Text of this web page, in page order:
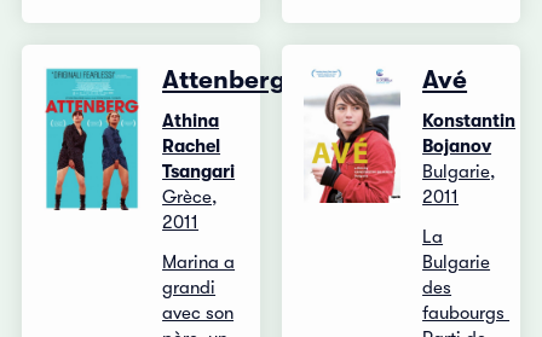
Attenberg
Athina
Rachel
Tsangari
Grèce,
2011
Marina a
grandi
avec son
Avé
Konstantin
Bojanov
Bulgarie,
2011
La
Bulgarie
des
faubourgs